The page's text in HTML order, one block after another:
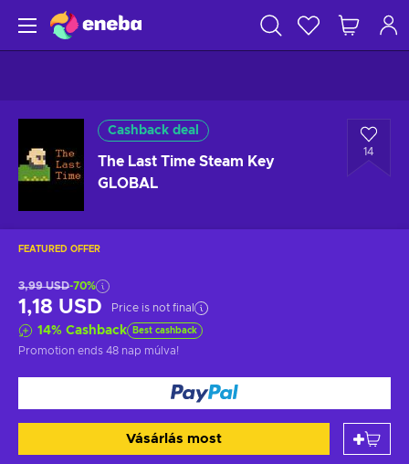
Cashback deal
The Last Time Steam Key
GLOBAL
14
FEATURED OFFER
3,99 USD-70%
1,18 USD Price is not final
14% Cashback Best cashback
Promotion ends 48 nap múlva!
Vásárlás most